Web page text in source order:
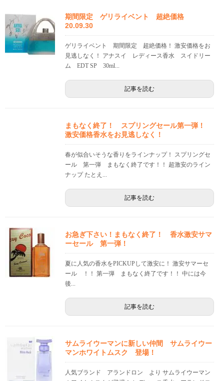
期間限定 ゲリライベント 超絶価格
20.09.30
ゲリライベント 期間限定 超絶価格！ 激安価格をお
見逃しなく！ アナスイ レディース香水 スイドリー
ム EDT SP 30ml...
記事を読む
まもなく終了！ スプリングセール第一弾！
激安価格香水をお見逃しなく！
春が似合いそうな香りをラインナップ！ スプリングセ
ール 第一弾 まもなく終了です！！ 超激安のライン
ナップ たとえ...
記事を読む
お急ぎ下さい！まもなく終了！ 香水激安サマ
ーセール 第一弾！
夏に人気の香水をPICKUPして激安に！ 激安サマーセ
ール ！！ 第一弾 まもなく終了です！！ 中には今
後...
記事を読む
サムライウーマンに新しい仲間 サムライウー
マンホワイトムスク 登場！
人気ブランド アランドロン より サムライウーマン